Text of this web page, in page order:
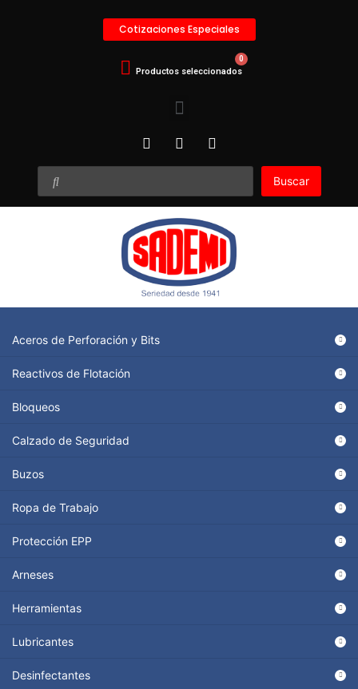
Cotizaciones Especiales
Buscar
Aceros de Perforación y Bits
Reactivos de Flotación
Bloqueos
Calzado de Seguridad
Buzos
Ropa de Trabajo
Protección EPP
Arneses
Herramientas
Lubricantes
Desinfectantes